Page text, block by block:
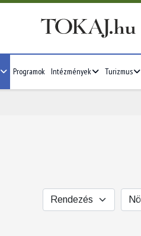
Programok Intézmények Turizmus